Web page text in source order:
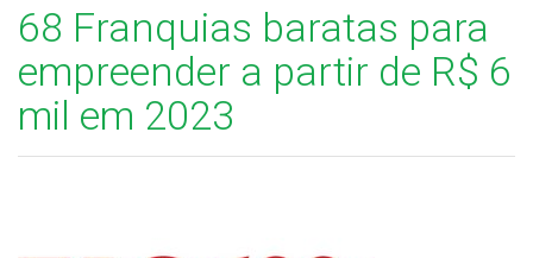
68 Franquias baratas para
empreender a partir de R$ 6
mil em 2023